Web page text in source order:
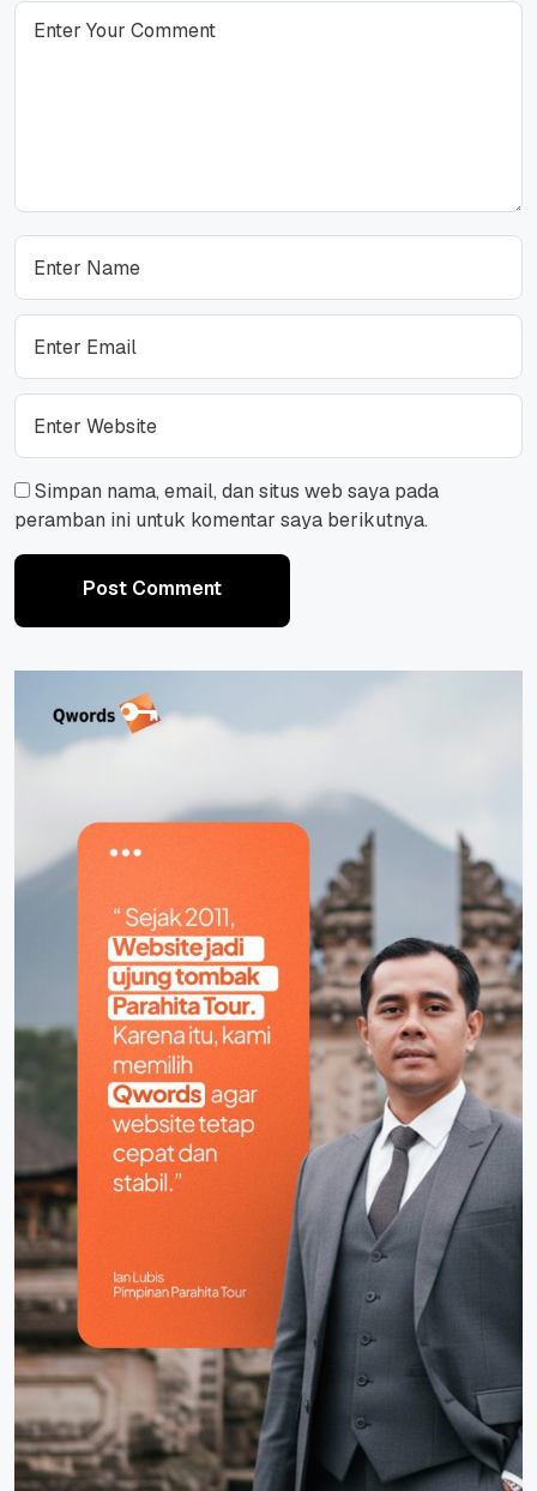
Simpan nama, email, dan situs web saya pada
peramban ini untuk komentar saya berikutnya.
Post Comment